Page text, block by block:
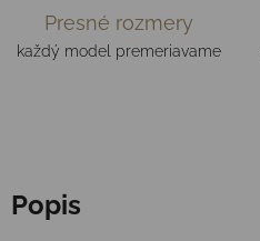
Presné rozmery
každý model premeriavame
Popis